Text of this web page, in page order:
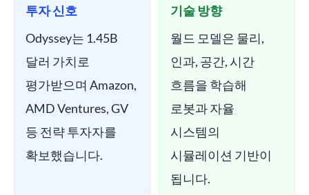
투자 신호
Odyssey는 1.45B
달러 가치로
평가받으며 Amazon,
AMD Ventures, GV
등 전략 투자자를
확보했습니다.
기술 방향
월드 모델은 물리,
인과, 공간, 시간
흐름을 학습해
로봇과 자율
시스템의
시뮬레이션 기반이
됩니다.